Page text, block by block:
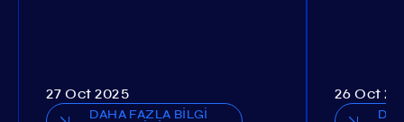
27 Oct 2025
DAHA FAZLA BİLGİ
26 Oct